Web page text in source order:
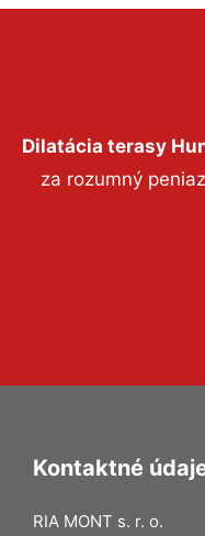
Dilatácia terasy
za rozumný
Kontaktné
RIA MONT s. r. o.